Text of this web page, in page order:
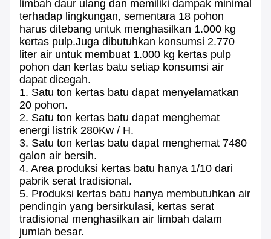
limbah daur ulang dan memiliki dampak minimal
terhadap lingkungan, sementara 18 pohon
harus ditebang untuk menghasilkan 1.000 kg
kertas pulp.Juga dibutuhkan konsumsi 2.770
liter air untuk membuat 1.000 kg kertas pulp
pohon dan kertas batu setiap konsumsi air
dapat dicegah.
1. Satu ton kertas batu dapat menyelamatkan
20 pohon.
2. Satu ton kertas batu dapat menghemat
energi listrik 280Kw / H.
3. Satu ton kertas batu dapat menghemat 7480
galon air bersih.
4. Area produksi kertas batu hanya 1/10 dari
pabrik serat tradisional.
5. Produksi kertas batu hanya membutuhkan air
pendingin yang bersirkulasi, kertas serat
tradisional menghasilkan air limbah dalam
jumlah besar.